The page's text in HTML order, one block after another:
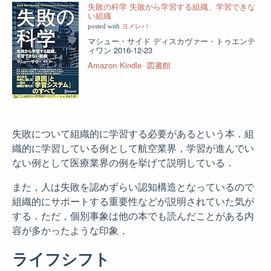
失敗の科学 失敗から学習する組織、学習できな
い組織
posted with ヨメレバ
マシュー・サイド ディスカヴァー・トゥエンテ
ィワン 2016-12-23
Amazon Kindle 図書館
失敗について組織的に学習する必要があるという本．組
織的に学習している例として航空業界，学習が進んでい
ない例として医療業界の例を挙げて説明している．
また，人は失敗を認めずらい認知構造となっているので
組織的にサポートする重要性などが説明されていた気が
する．ただ，個別事象は他の本でも読んだことがある内
容が多かったような印象．
ライフシフト